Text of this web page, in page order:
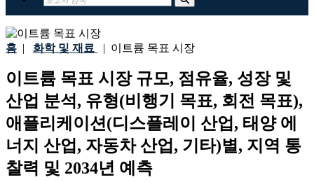
홈 | 화학 및 재료 | 이트륨 목표 시장
이트륨 목표 시장 규모, 점유율, 성장 및
산업 분석, 유형(비행기 목표, 회전 목표),
애플리케이션(디스플레이 산업, 태양 에
너지 산업, 자동차 산업, 기타)별, 지역 통
찰력 및 2034년 예측